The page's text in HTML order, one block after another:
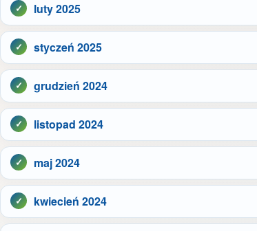
luty 2025
styczeń 2025
grudzień 2024
listopad 2024
maj 2024
kwiecień 2024